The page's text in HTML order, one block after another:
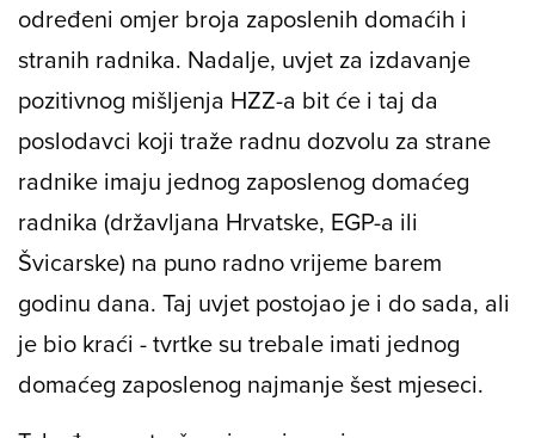
određeni omjer broja zaposlenih domaćih i
stranih radnika. Nadalje, uvjet za izdavanje
pozitivnog mišljenja HZZ-a bit će i taj da
poslodavci koji traže radnu dozvolu za strane
radnike imaju jednog zaposlenog domaćeg
radnika (državljana Hrvatske, EGP-a ili
Švicarske) na puno radno vrijeme barem
godinu dana. Taj uvjet postojao je i do sada, ali
je bio kraći - tvrtke su trebale imati jednog
domaćeg zaposlenog najmanje šest mjeseci.